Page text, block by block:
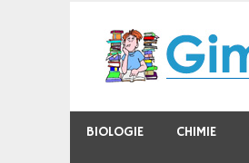
content
BIOLOGIE CHIMIE